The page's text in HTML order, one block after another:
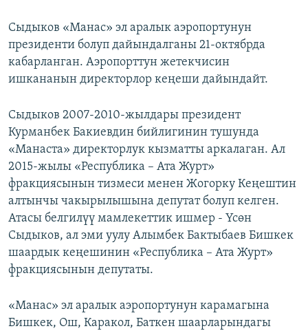
Сыдыков «Манас» эл аралык аэропортунун
президенти болуп дайындалганы 21-октябрда
кабарланган. Аэропорттун жетекчисин
ишкананын директорлор кеңеши дайындайт.
Сыдыков 2007-2010-жылдары президент
Курманбек Бакиевдин бийлигинин тушунда
«Манаста» директорлук кызматты аркалаган. Ал
2015-жылы «Республика – Ата Журт»
фракциясынын тизмеси менен Жогорку Кеңештин
алтынчы чакырылышына депутат болуп келген.
Атасы белгилүү мамлекеттик ишмер - Үсөн
Сыдыков, ал эми уулу Алымбек Бактыбаев Бишкек
шаардык кеңешинин «Республика – Ата Журт»
фракциясынын депутаты.
«Манас» эл аралык аэропортунун карамагына
Бишкек, Ош, Каракол, Баткен шаарларындагы